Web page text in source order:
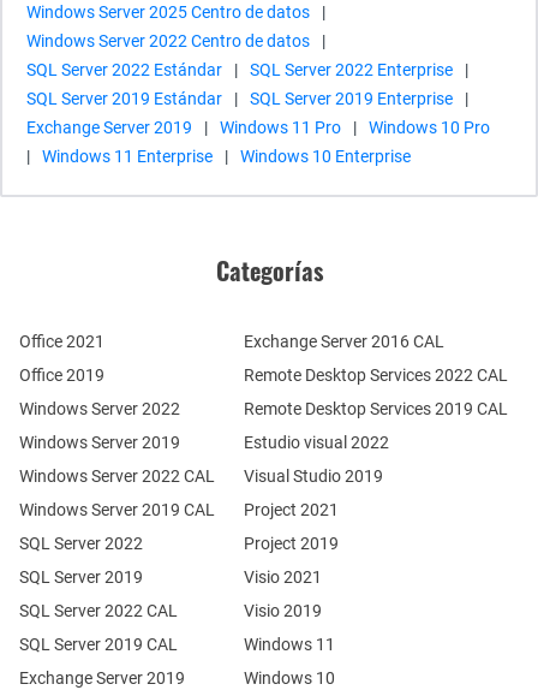
Windows Server 2025 Centro de datos
|
Windows Server 2022 Centro de datos
|
SQL Server 2022 Estándar
| SQL Server 2022 Enterprise
|
SQL Server 2019 Estándar
| SQL Server 2019 Enterprise
|
Exchange Server 2019
| Windows 11 Pro |
Windows 10 Pro
|
Windows 11 Enterprise | Windows 10 Enterprise
Categorías
Office 2021
Office 2019
Windows Server 2022
Windows Server 2019
Exchange Server 2019
SQL Server 2022
SQL Server 2019
Windows Server 2022 CAL
Windows Server 2019 CAL
SQL Server 2022 CAL
SQL Server 2019 CAL
Remote Desktop Services 2022 CAL
Remote Desktop Services 2019 CAL
Exchange Server 2016 CAL
Estudio visual 2022
Visual Studio 2019
Project 2021
Project 2019
Visio 2021
Visio 2019
Windows 11
Windows 10